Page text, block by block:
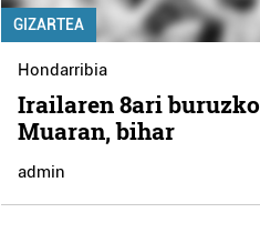
GIZARTEA
Hondarribia
Irailaren 8ari
Muaran, bihar
admin